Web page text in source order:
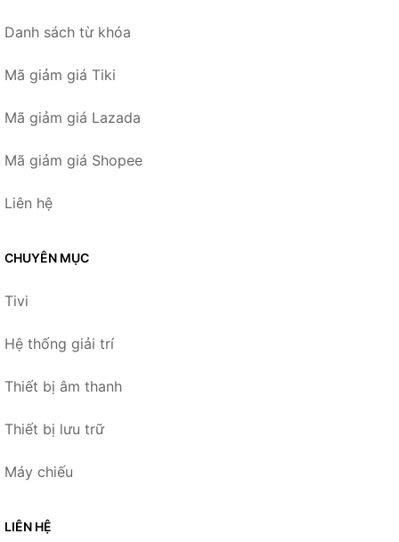
Danh sách từ khóa
Mã giảm giá Tiki
Mã giảm giá Lazada
Mã giảm giá Shopee
Liên hệ
CHUYÊN MỤC
Tivi
Hệ thống giải trí
Thiết bị âm thanh
Thiết bị lưu trữ
Máy chiếu
LIÊN HỆ